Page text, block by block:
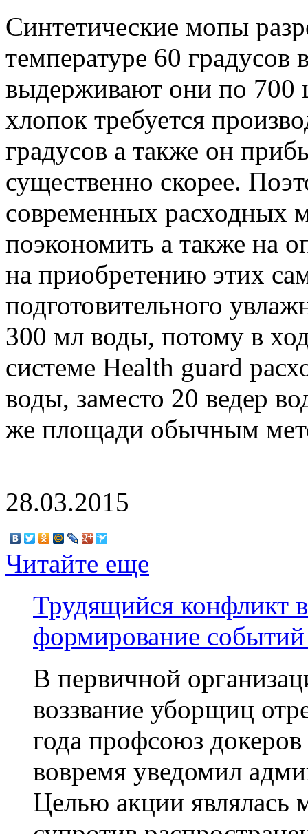
Синтетические мопы
температуре 60
выдерживают они по 700
хлопок требуется
градусов а также он
существенно скорее.
современных расходных
поэкономить а также на
на приобретению этих
подготовительного
300 мл воды, потому в
системе Health guard
воды, заместо 20 ведер
же площади обычным
28.03.2015
Читайте еще
Трудящийся конфликт
формирование
В первичной
воззвание уборщиц
года профсоюз
вовремя уведомил
Целью акции являлась